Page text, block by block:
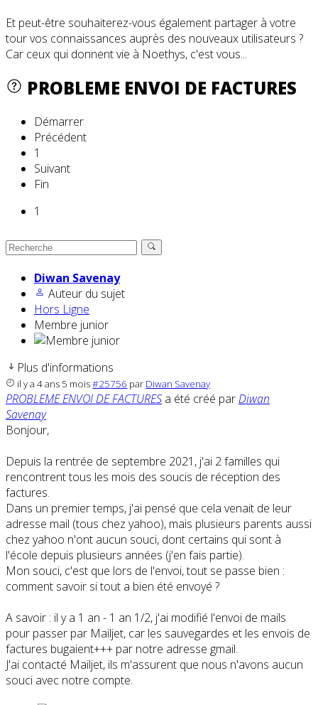
Et peut-être souhaiterez-vous également partager à votre
tour vos connaissances auprès des nouveaux utilisateurs ?
Car ceux qui donnent vie à Noethys, c'est vous...
PROBLEME ENVOI DE FACTURES
Démarrer
Précédent
1
Suivant
Fin
1
Diwan Savenay
Auteur du sujet
Hors Ligne
Membre junior
Plus d'informations
il y a 4 ans 5 mois#25756 par Diwan Savenay
PROBLEME ENVOI DE FACTURES a été créé parDiwan
Savenay
Bonjour,
Depuis la rentrée de septembre 2021, j'ai 2 familles qui
rencontrent tous les mois des soucis de réception des
factures.
Dans un premier temps, j'ai pensé que cela venait de leur
adresse mail (tous chez yahoo), mais plusieurs parents aussi
chez yahoo n'ont aucun souci, dont certains qui sont à
l'école depuis plusieurs années (j'en fais partie).
Mon souci, c'est que lors de l'envoi, tout se passe bien :
comment savoir si tout a bien été envoyé ?
A savoir : il y a 1 an - 1 an 1/2, j'ai modifié l'envoi de mails
pour passer par Mailjet, car les sauvegardes et les envois de
factures bugaient+++ par notre adresse gmail.
J'ai contacté Mailjet, ils m'assurent que nous n'avons aucun
souci avec notre compte.